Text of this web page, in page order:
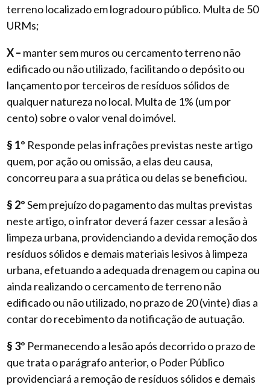
terreno localizado em logradouro público. Multa de 50
URMs;
X – manter sem muros ou cercamento terreno não
edificado ou não utilizado, facilitando o depósito ou
lançamento por terceiros de resíduos sólidos de
qualquer natureza no local. Multa de 1% (um por
cento) sobre o valor venal do imóvel.
§ 1º Responde pelas infrações previstas neste artigo
quem, por ação ou omissão, a elas deu causa,
concorreu para a sua prática ou delas se beneficiou.
§ 2ºSem prejuízo do pagamento das multas previstas
neste artigo, o infrator deverá fazer cessar a lesão à
limpeza urbana, providenciando a devida remoção dos
resíduos sólidos e demais materiais lesivos à limpeza
urbana, efetuando a adequada drenagem ou capina ou
ainda realizando o cercamento de terreno não
edificado ou não utilizado, no prazo de 20 (vinte) dias a
contar do recebimento da notificação de autuação.
§ 3º Permanecendo a lesão após decorrido o prazo de
que trata o parágrafo anterior, o Poder Público
providenciará a remoção de resíduos sólidos e demais